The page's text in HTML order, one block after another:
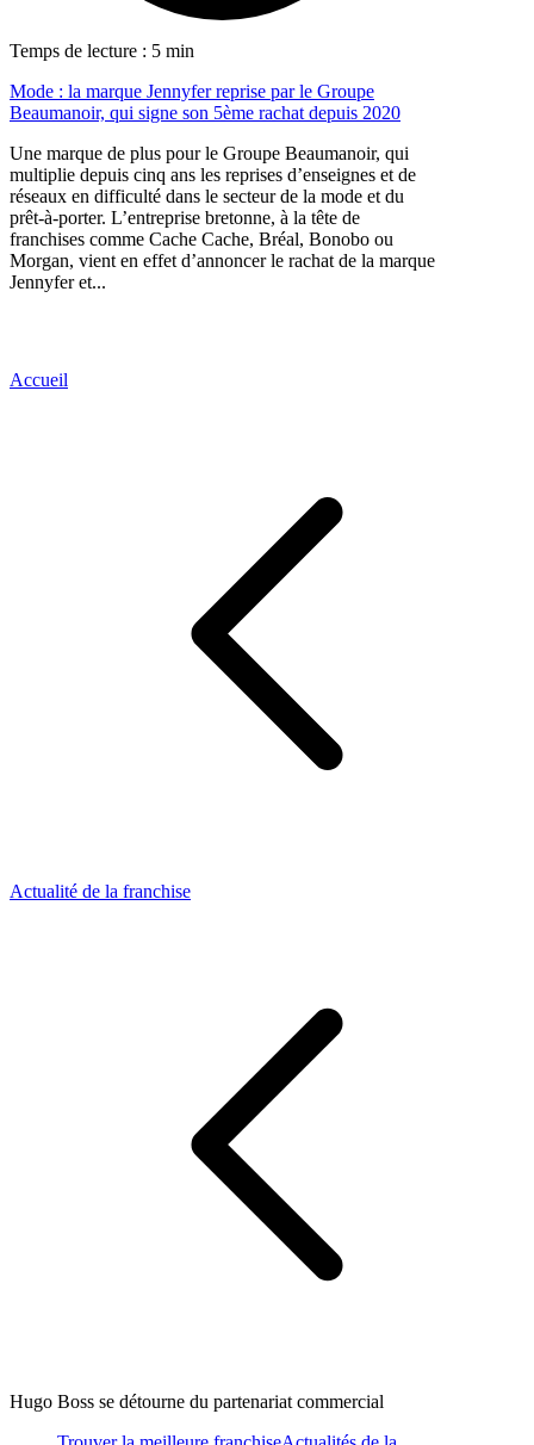
Temps de lecture : 5 min
Mode : la marque Jennyfer reprise par le Groupe
Beaumanoir, qui signe son 5ème rachat depuis 2020
Une marque de plus pour le Groupe Beaumanoir, qui
multiplie depuis cinq ans les reprises d’enseignes et de
réseaux en difficulté dans le secteur de la mode et du
prêt-à-porter. L’entreprise bretonne, à la tête de
franchises comme Cache Cache, Bréal, Bonobo ou
Morgan, vient en effet d’annoncer le rachat de la marque
Jennyfer et...
Accueil
Actualité de la franchise
Hugo Boss se détourne du partenariat commercial